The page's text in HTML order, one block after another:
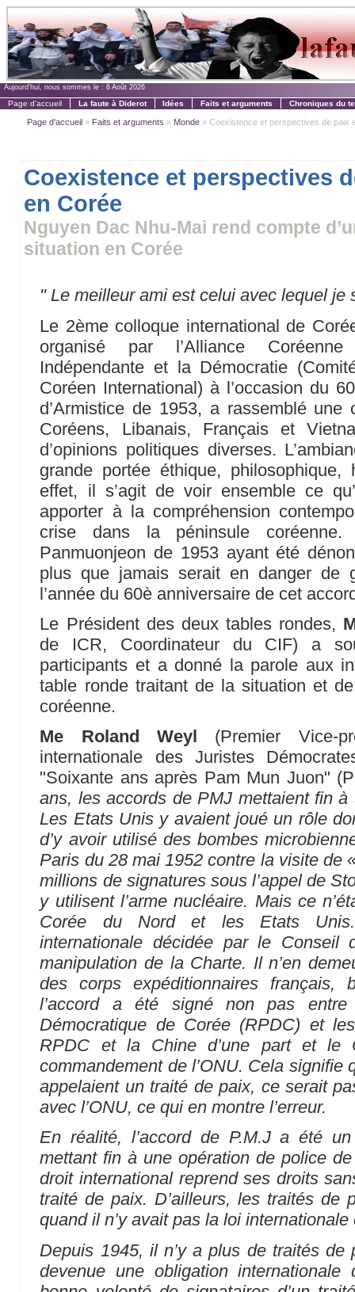
Aujourd'hui, nous sommes le : 6 Août 2026
Page d'accueil La faute à Diderot Idées Faits et arguments Chroniques du
Page d'accueil » Faits et arguments » Monde » Coexistence et perspectives de paix
Coexistence et perspectives
en Corée
Nguyen Dac Nhu-Mai rend compte
situation en Corée
" Le meilleur ami est celui avec lequel je
Le 2ème colloque international de
organisé par l’Alliance
Indépendante et la Démocratie
Coréen International) à l’occasion du
d’Armistice de 1953, a rassemblé une
Coréens, Libanais, Français et
d’opinions politiques diverses.
grande portée éthique,
effet, il s’agit de voir ensemble ce
apporter à la compréhension
crise dans la péninsule coréenne.
Panmuonjeon de 1953 ayant été
plus que jamais serait en danger de
l’année du 60è anniversaire de cet
Le Président des deux tables rondes,
de ICR, Coordinateur du CIF) a
participants et a donné la parole aux
table ronde traitant de la situation et
coréenne.
Me Roland Weyl (Premier Vice-
internationale des Juristes
"Soixante ans après Pam Mun Juon"
ans, les accords de PMJ mettaient fin
Les Etats Unis y avaient joué un rôle
d’y avoir utilisé des bombes
Paris du 28 mai 1952 contre la visite de
millions de signatures sous l’appel de
y utilisent l’arme nucléaire. Mais ce
Corée du Nord et les Etats Unis.
internationale décidée par le Conseil
manipulation de la Charte. Il n’en
des corps expéditionnaires
l’accord a été signé non pas entre
Démocratique de Corée (RPDC) et
RPDC et la Chine d’une part et le
commandement de l’ONU. Cela signifie
appelaient un traité de paix, ce serait
avec l’ONU, ce qui en montre l’erreur.
En réalité, l’accord de P.M.J a été
mettant fin à une opération de police
droit international reprend ses droits
traité de paix. D’ailleurs, les traités de
quand il n’y avait pas la loi
Depuis 1945, il n’y a plus de traités
devenue une obligation